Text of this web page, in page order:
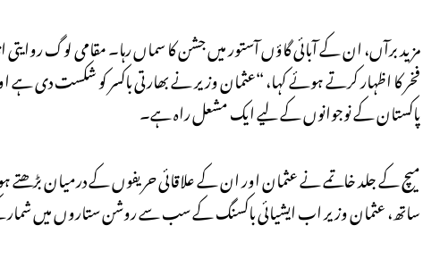
مزید برآں، ان کے آبائی گاؤں آستور میں جشن کا سماں رہا۔ مقامی لوگ روایتی
فخر کا اظہار کرتے ہوئے کہا، “عثمان وزیر نے بھارتی باکسر کو شکست دی
پاکستان کے نوجوانوں کے لیے ایک مشعل راہ ہے۔
میچ کے جلد خاتمے نے عثمان اور ان کے علاقائی حریفوں کے درمیان بڑھتے
ساتھ، عثمان وزیر اب ایشیائی باکسنگ کے سب سے روشن ستاروں میں شمار